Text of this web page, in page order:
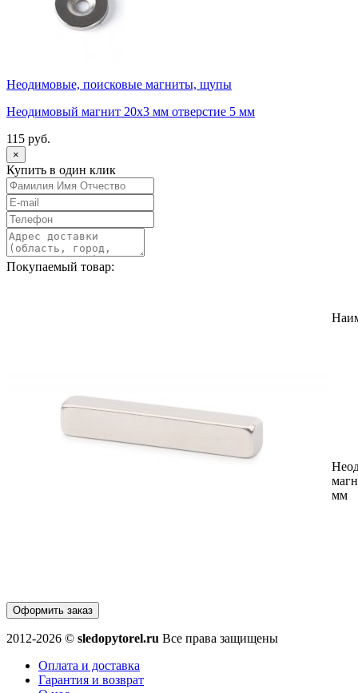
Неодимовые, поисковые магниты, щупы
Неодимовый магнит 20х3 мм отверстие 5 мм
115 руб.
×
Купить в один клик
Покупаемый товар:
мм
Оформить заказ
2012-2026 © sledopytorel.ru Все права защищены
Оплата и доставка
Гарантия и возврат